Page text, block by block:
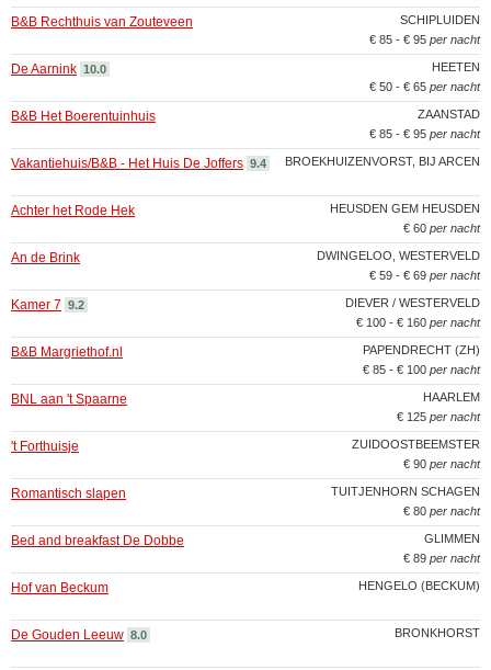
SCHIPLUIDEN
B&B Rechthuis van Zouteveen
€ 85 - € 95 per nacht
HEETEN
De Aarnink 10.0
€ 50 - € 65 per nacht
ZAANSTAD
B&B Het Boerentuinhuis
€ 85 - € 95 per nacht
BROEKHUIZENVORST, BIJ ARCEN
Vakantiehuis/B&B - Het Huis De Joffers 9.4
HEUSDEN GEM HEUSDEN
Achter het Rode Hek
€ 60 per nacht
DWINGELOO, WESTERVELD
An de Brink
€ 59 - € 69 per nacht
DIEVER / WESTERVELD
Kamer 7 9.2
€ 100 - € 160 per nacht
PAPENDRECHT (ZH)
B&B Margriethof.nl
€ 85 - € 100 per nacht
HAARLEM
BNL aan 't Spaarne
€ 125 per nacht
ZUIDOOSTBEEMSTER
't Forthuisje
€ 90 per nacht
TUITJENHORN SCHAGEN
Romantisch slapen
€ 80 per nacht
GLIMMEN
Bed and breakfast De Dobbe
€ 89 per nacht
HENGELO (BECKUM)
Hof van Beckum
BRONKHORST
De Gouden Leeuw 8.0